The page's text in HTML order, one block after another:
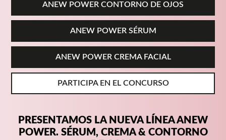
ANEW POWER CONTORNO DE OJOS
ANEW POWER SÉRUM
ANEW POWER CREMA FACIAL
PARTICIPA EN EL CONCURSO
PRESENTAMOS LA NUEVA LÍNEA ANEW
POWER. SÉRUM, CREMA & CONTORNO